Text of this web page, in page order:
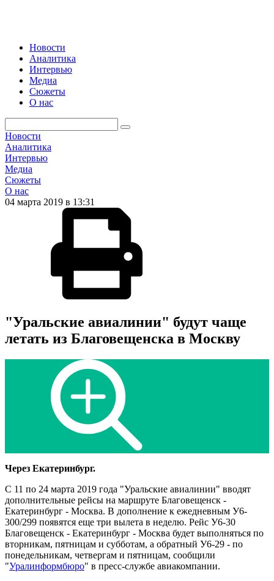
Новости
Аналитика
Интервью
Медиа
Сюжеты
О нас
Новости
Аналитика
Интервью
Медиа
Сюжеты
О нас
04 марта 2019 в 13:31
"Уральские авиалинии" будут чаще
летать из Благовещенска в Москву
Через Екатеринбург.
С 11 по 24 марта 2019 года "Уральские авиалинии" вводят
дополнительные рейсы на маршруте Благовещенск -
Екатеринбург - Москва. В дополнение к ежедневным У6-
300/299 появятся еще три вылета в неделю. Рейс У6-30
Благовещенск - Екатеринбург - Москва будет выполняться по
вторникам, пятницам и субботам, а обратный У6-29 - по
понедельникам, четвергам и пятницам, сообщили
"Уралинформбюро" в пресс-службе авиакомпании.